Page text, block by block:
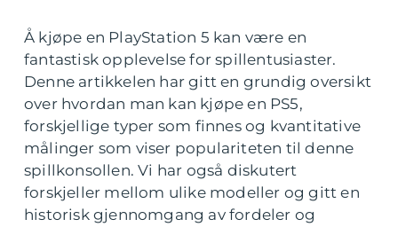
Å kjøpe en PlayStation 5 kan være en
fantastisk opplevelse for spillentusiaster.
Denne artikkelen har gitt en grundig oversikt
over hvordan man kan kjøpe en PS5,
forskjellige typer som finnes og kvantitative
målinger som viser populariteten til denne
spillkonsollen. Vi har også diskutert
forskjeller mellom ulike modeller og gitt en
historisk gjennomgang av fordeler og